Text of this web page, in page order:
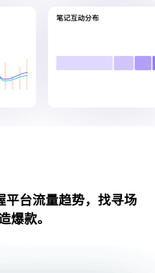
平台流量趋势，找寻场
爆款。